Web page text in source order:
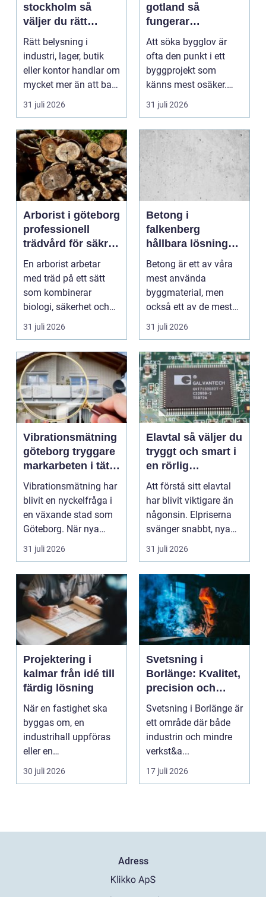
stockholm så
väljer du rätt
partner för
professionell
ljussättning
Rätt belysning i
industri, lager, butik
eller kontor handlar om
mycket mer än att bara
få det ljust....
31 juli 2026
gotland så
fungerar
processen från idé
till godkänt beslut
Att söka bygglov är
ofta den punkt i ett
byggprojekt som
känns mest osäker.
Frågorna hopar sig:
vilk...
31 juli 2026
Arborist i göteborg
professionell
trädvård för säkra
och friska träd
En arborist arbetar
med träd på ett sätt
som kombinerar
biologi, säkerhet och
hantverk. I en stad so...
31 juli 2026
Betong i
falkenberg
hållbara lösningar
för grund, golv
och utemiljö
Betong är ett av våra
mest använda
byggmaterial, men
också ett av de mest
missförstådda. Många
tänke...
31 juli 2026
Vibrationsmätning
göteborg tryggare
markarbeten i tät
stadsmiljö
Vibrationsmätning har
blivit en nyckelfråga i
en växande stad som
Göteborg. När nya
bostäder, broar,...
31 juli 2026
Elavtal så väljer du
tryggt och smart i
en rörlig
elmarknad
Att förstå sitt elavtal
har blivit viktigare än
någonsin. Elpriserna
svänger snabbt, nya
typer av av...
31 juli 2026
Projektering i
kalmar från idé till
färdig lösning
När en fastighet ska
byggas om, en
industrihall uppföras
eller en
lantbruksanläggning
moderniseras ä...
30 juli 2026
Svetsning i
Borlänge: Kvalitet,
precision och
hållbara
konstruktioner
Svetsning i Borlänge är
ett område där både
industrin och mindre
verkst&a...
17 juli 2026
Adress